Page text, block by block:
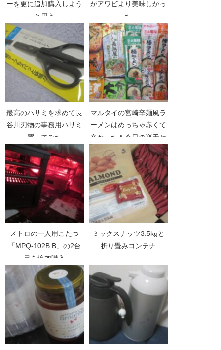
ーを更に追加購入しよう
と思う
がアワビより美味しかっ
た
最高のハサミを求めて長
谷川刃物の事務用ハサミ
買ってみた
マルタイの宮崎辛麺風ラ
ーメンはめっちゃ赤くて
辛かった＆今日の楽天セ
ールでポチったもの
メトロの一人用こたつ
「MPQ-102B B」の2台
目を追加購入
ミックスナッツ3.5kgと
折り畳みコンテナ